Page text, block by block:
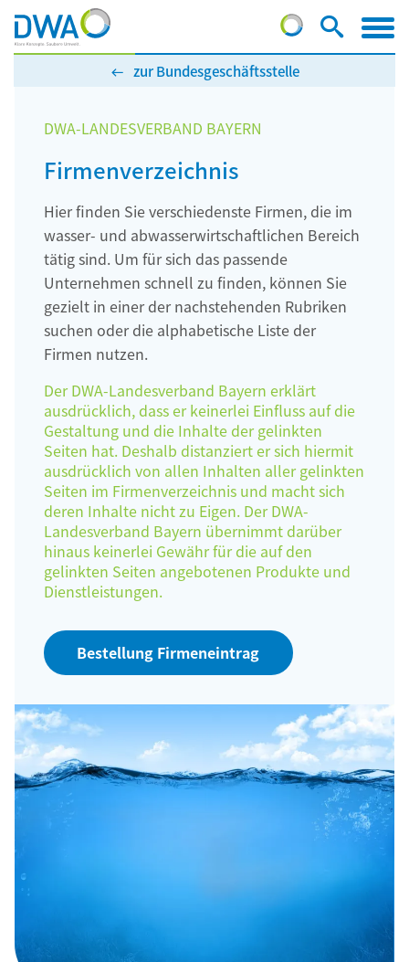
zur Bundesgeschäftsstelle
DWA-LANDESVERBAND BAYERN
Firmenverzeichnis
Hier finden Sie verschiedenste Firmen, die im
wasser- und abwasserwirtschaftlichen Bereich
tätig sind. Um für sich das passende
Unternehmen schnell zu finden, können Sie
gezielt in einer der nachstehenden Rubriken
suchen oder die alphabetische Liste der
Firmen nutzen.
Der DWA-Landesverband Bayern erklärt
ausdrücklich, dass er keinerlei Einfluss auf die
Gestaltung und die Inhalte der gelinkten
Seiten hat. Deshalb distanziert er sich hiermit
ausdrücklich von allen Inhalten aller gelinkten
Seiten im Firmenverzeichnis und macht sich
deren Inhalte nicht zu Eigen. Der DWA-
Landesverband Bayern übernimmt darüber
hinaus keinerlei Gewähr für die auf den
gelinkten Seiten angebotenen Produkte und
Dienstleistungen.
Bestellung Firmeneintrag